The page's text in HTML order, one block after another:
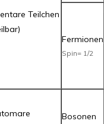
Teilchen
Fermionen
Spin= 1/2
Bosonen